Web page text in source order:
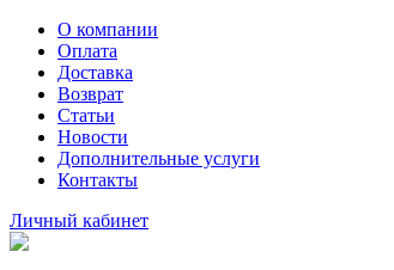
О компании
Оплата
Доставка
Возврат
Статьи
Новости
Дополнительные услуги
Контакты
Личный кабинет